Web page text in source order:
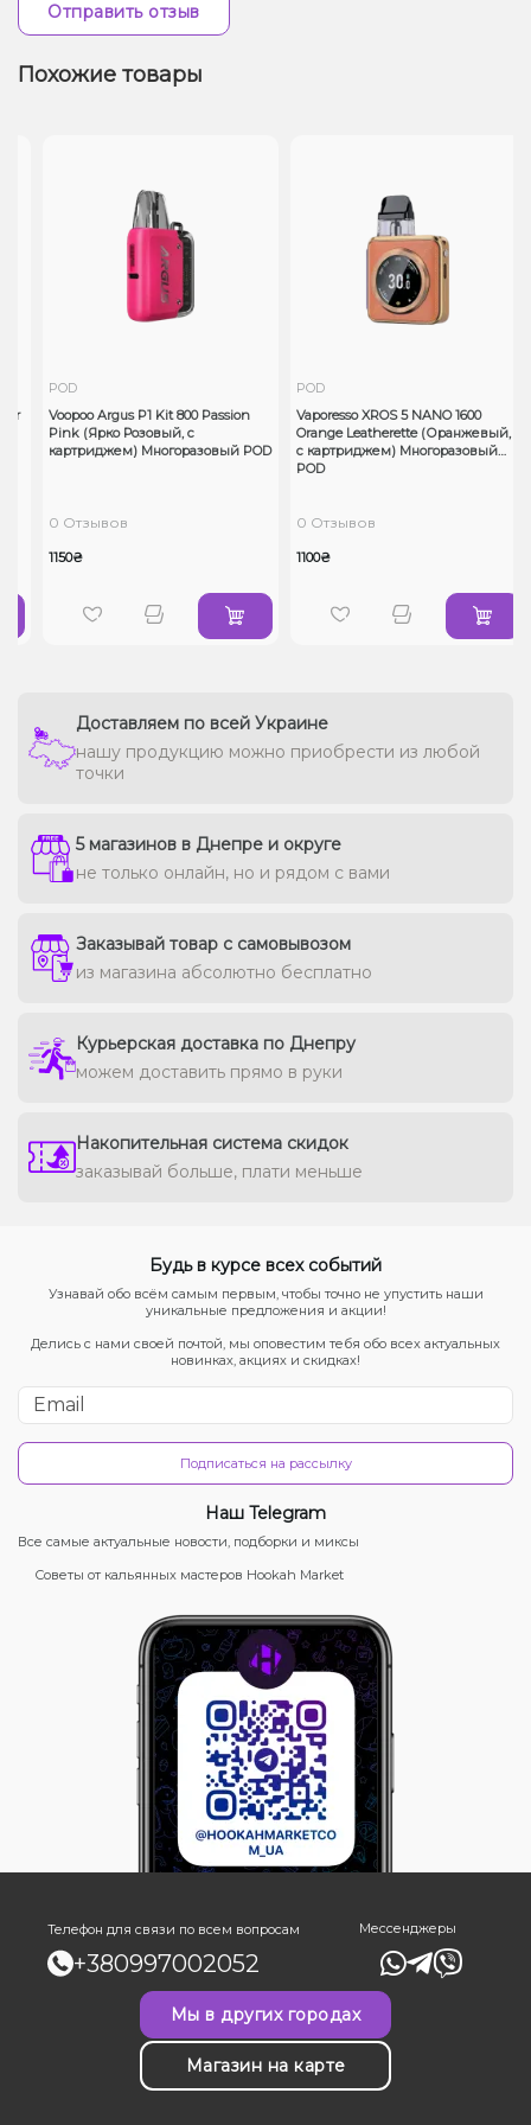
Отправить отзыв
Похожие товары
POD
Voopoo Argus P1 Kit 800 Passion
Pink (Ярко Розовый, с
картриджем) Многоразовый POD
0 Отзывов
1150₴
POD
Vaporesso XROS 5 NANO 1600
Orange Leatherette (Оранжевый,
с картриджем) Многоразовый
POD
0 Отзывов
1100₴
Доставляем по всей Украине
нашу продукцию можно приобрести из любой
точки
5 магазинов в Днепре и округе
не только онлайн, но и рядом с вами
Заказывай товар с самовывозом
из магазина абсолютно бесплатно
Курьерская доставка по Днепру
можем доставить прямо в руки
Накопительная система скидок
заказывай больше, плати меньше
Будь в курсе всех событий
Узнавай обо всём самым первым, чтобы точно не упустить наши
уникальные предложения и акции!
Делись с нами своей почтой, мы оповестим тебя обо всех актуальных
новинках, акциях и скидках!
Подписаться на рассылку
Наш Telegram
Все самые актуальные новости, подборки и миксы
Советы от кальянных мастеров Hookah Market
Телефон для связи по всем вопросам
+380997002052
Мессенджеры
Мы в других городах
Магазин на карте